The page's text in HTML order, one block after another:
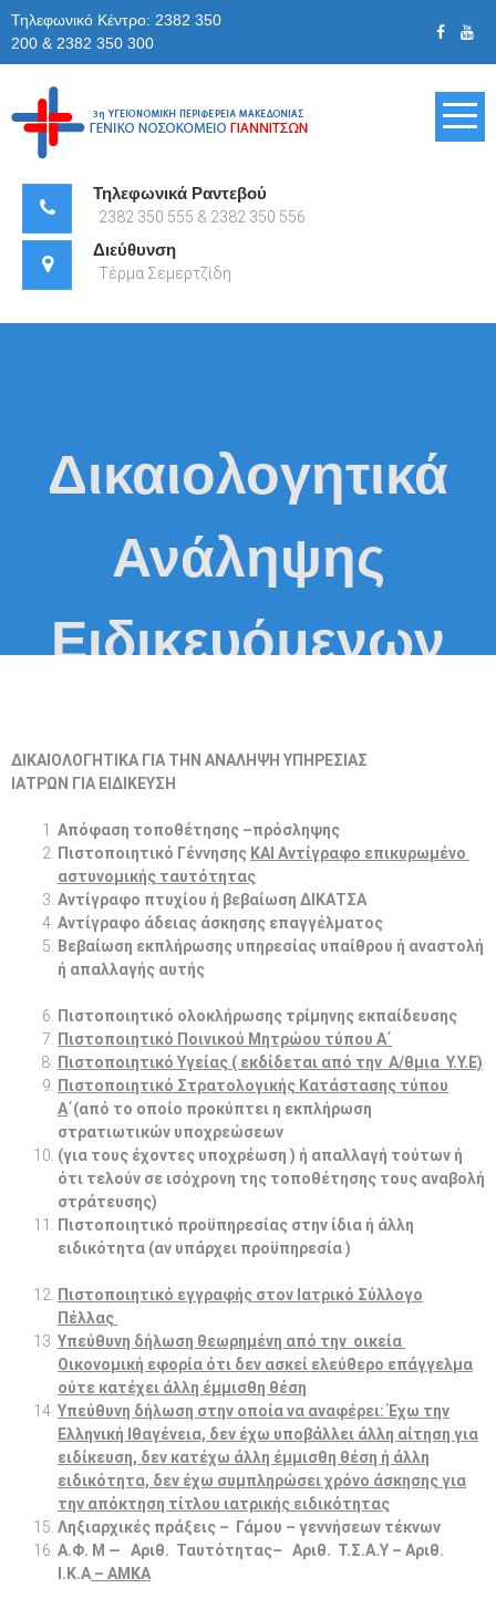
Τηλεφωνικό Κέντρο: 2382 350
200 & 2382 350 300
Τηλεφωνικά Ραντεβού
2382 350 555 & 2382 350 556
Διεύθυνση
Τέρμα Σεμερτζίδη
Δικαιολογητικά
Ανάληψης
Ειδικευόμενων
ΔΙΚΑΙΟΛΟΓΗΤΙΚΑ ΓΙΑ ΤΗΝ ΑΝΑΛΗΨΗ ΥΠΗΡΕΣΙΑΣ
ΙΑΤΡΩΝ ΓΙΑ ΕΙΔΙΚΕΥΣΗ
Απόφαση τοποθέτησης –πρόσληψης
Πιστοποιητικό Γέννησης KAI Αντίγραφο επικυρωμένο
αστυνομικής ταυτότητας
Αντίγραφο πτυχίου ή βεβαίωση ΔΙΚΑΤΣΑ
Αντίγραφο άδειας άσκησης επαγγέλματος
Βεβαίωση εκπλήρωσης υπηρεσίας υπαίθρου ή αναστολή
ή απαλλαγής αυτής
Πιστοποιητικό ολοκλήρωσης τρίμηνης εκπαίδευσης
Πιστοποιητικό Ποινικού Μητρώου τύπου Α΄
Πιστοποιητικό Υγείας ( εκδίδεται από την Α/θμια Υ.Υ.Ε)
Πιστοποιητικό Στρατολογικής Κατάστασης τύπου
Α΄(από το οποίο προκύπτει η εκπλήρωση
στρατιωτικών υποχρεώσεων
(για τους έχοντες υποχρέωση ) ή απαλλαγή τούτων ή
ότι τελούν σε ισόχρονη της τοποθέτησης τους αναβολή
στράτευσης)
Πιστοποιητικό προϋπηρεσίας στην ίδια ή άλλη
ειδικότητα (αν υπάρχει προϋπηρεσία )
Πιστοποιητικό εγγραφής στον Ιατρικό Σύλλογο
Πέλλας
Υπεύθυνη δήλωση θεωρημένη από την οικεία
Οικονομική εφορία ότι δεν ασκεί ελεύθερο επάγγελμα
ούτε κατέχει άλλη έμμισθη θέση
Υπεύθυνη δήλωση στην οποία να αναφέρει: Έχω την
Ελληνική Ιθαγένεια, δεν έχω υποβάλλει άλλη αίτηση για
ειδίκευση, δεν κατέχω άλλη έμμισθη θέση ή άλλη
ειδικότητα, δεν έχω συμπληρώσει χρόνο άσκησης για
την απόκτηση τίτλου ιατρικής ειδικότητας
Ληξιαρχικές πράξεις – Γάμου – γεννήσεων τέκνων
Α.Φ. Μ — Αριθ. Ταυτότητας– Αριθ. T.Σ.Α.Υ – Αριθ.
Ι.Κ.Α – ΑΜΚΑ